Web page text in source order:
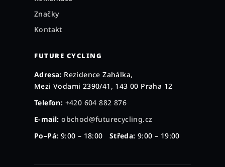
Značky
Kontakt
FUTURE CYCLING
Adresa: Rezidence Zahálka,
Mezi Vodami 2390/41, 143 00 Praha 12
Telefon: +420 604 882 876
E-mail: obchod@futurecycling.cz
Po–Pá: 9:00 – 18:00 Středa: 9:00 – 19:00